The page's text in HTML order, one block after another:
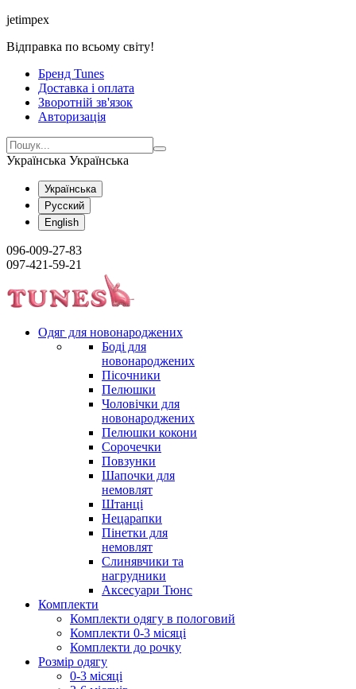
jetimpex
Відправка по всьому світу!
Бренд Tunes
Доставка і оплата
Зворотній зв'язок
Авторизація
Українська Українська
Українська
Русский
English
096-009-27-83
097-421-59-21
Одяг для новонароджених
Боді для
новонароджених
Пісочники
Пелюшки
Чоловічки для
новонароджених
Пелюшки кокони
Сорочечки
Повзунки
Шапочки для
немовлят
Штанці
Нецарапки
Пінетки для
немовлят
Слинявчики та
нагрудники
Аксесуари Тюнс
Комплекти
Комплекти одягу в пологовий
Комплекти 0-3 місяці
Комплекти до рочку
Розмір одягу
0-3 місяці